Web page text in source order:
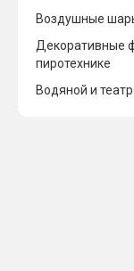
Воздушные
Декоративные
пиротехнике
Водяной и